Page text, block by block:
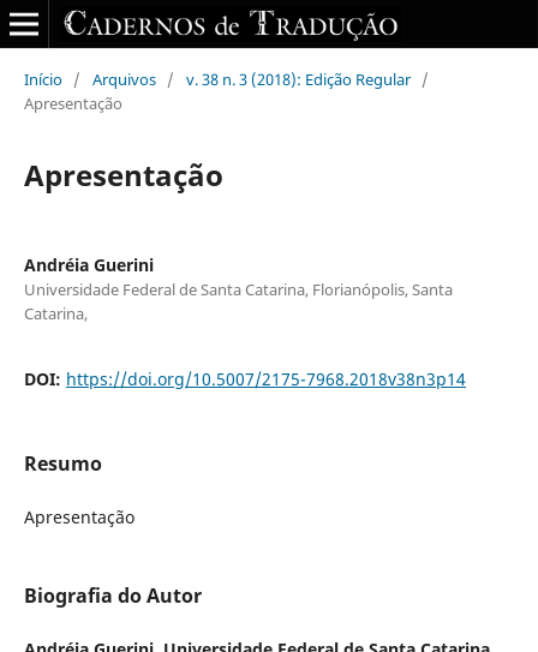
Início / Arquivos / v. 38 n. 3 (2018): Edição Regular /
Apresentação
Apresentação
Andréia Guerini
Universidade Federal de Santa Catarina, Florianópolis, Santa
Catarina,
DOI: https://doi.org/10.5007/2175-7968.2018v38n3p14
Resumo
Apresentação
Biografia do Autor